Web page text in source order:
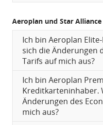
Aeroplan und Star
Ich bin Aeroplan
sich die Änderungen
Tarifs auf mich aus?
Ich bin Aeroplan
Kreditkarteninhaber.
Änderungen des
mich aus?